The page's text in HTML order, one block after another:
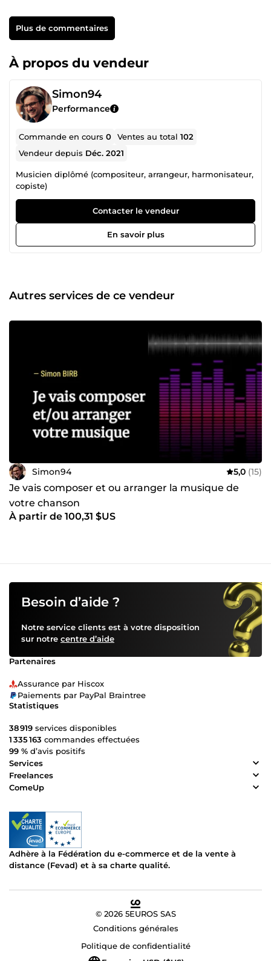
Plus de commentaires
À propos du vendeur
Simon94
Performance
Commande en cours0 Ventes au total102
Vendeur depuis Déc. 2021
Musicien diplômé (compositeur, arrangeur, harmonisateur,
copiste)
Contacter le vendeur
En savoir plus
Autres services de ce vendeur
Simon94 5,0 (15)
Je vais composer et ou arranger la musique de
votre chanson
À partir de 100,31 $US
Besoin d’aide ?
Notre service clients est à votre disposition
sur notre centre d’aide
Partenaires
Assurance par Hiscox
Paiements par PayPal Braintree
Statistiques
38 919 services disponibles
1 335 163 commandes effectuées
99 % d’avis positifs
Services
Freelances
ComeUp
Adhère à la Fédération du e-commerce et de la vente à
distance (Fevad) et à sa charte qualité.
© 2026 5EUROS SAS
Conditions générales
Politique de confidentialité